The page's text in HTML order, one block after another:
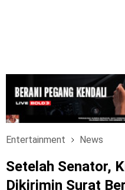
Entertainment News
Setelah Senator,
Dikirimin Surat